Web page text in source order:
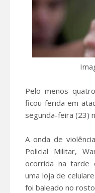
Pelo menos
ficou ferida em
segunda-feira (23)
A onda de
Policial Militar,
ocorrida na tarde
uma loja de
foi baleado no